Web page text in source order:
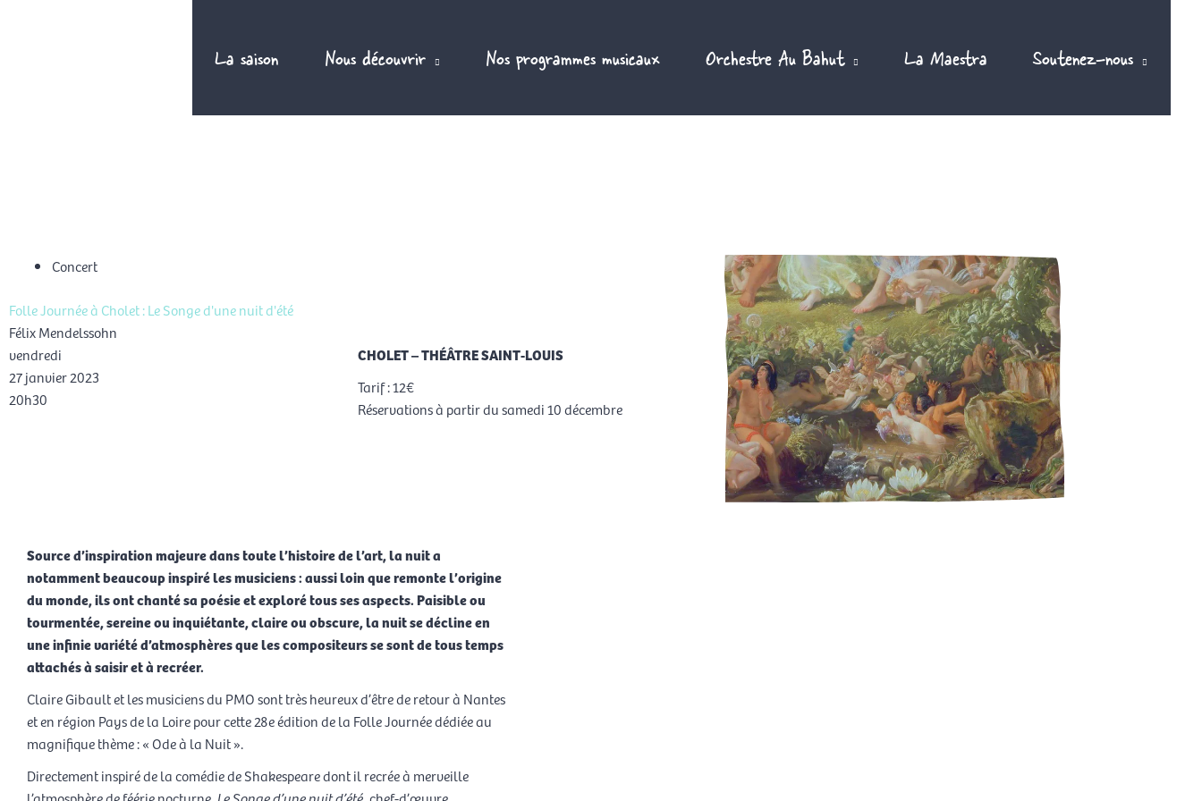
La saison Nous découvrir Nos programmes musicaux Orchestre Au Bahut La Maestra Soutenez-nous
Concert
Folle Journée à Cholet : Le Songe d'une nuit d'été
Félix Mendelssohn
vendredi
27 janvier 2023
20h30
CHOLET – THÉÂTRE SAINT-LOUIS
Tarif : 12€
Réservations à partir du samedi 10 décembre
Source d’inspiration majeure dans toute l’histoire de l’art, la nuit a
notamment beaucoup inspiré les musiciens : aussi loin que remonte l’origine
du monde, ils ont chanté sa poésie et exploré tous ses aspects. Paisible ou
tourmentée, sereine ou inquiétante, claire ou obscure, la nuit se décline en
une infinie variété d’atmosphères que les compositeurs se sont de tous temps
attachés à saisir et à recréer.
Claire Gibault et les musiciens du PMO sont très heureux d’être de retour à Nantes
et en région Pays de la Loire pour cette 28e édition de la Folle Journée dédiée au
magnifique thème : « Ode à la Nuit ».
Directement inspiré de la comédie de Shakespeare dont il recrée à merveille